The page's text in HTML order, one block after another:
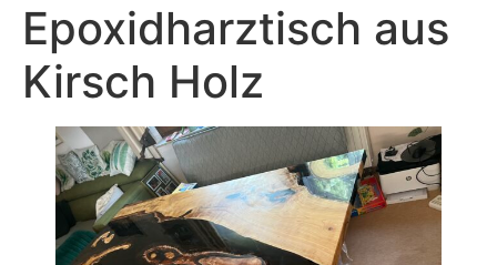
Epoxidharztisch aus
Kirsch Holz